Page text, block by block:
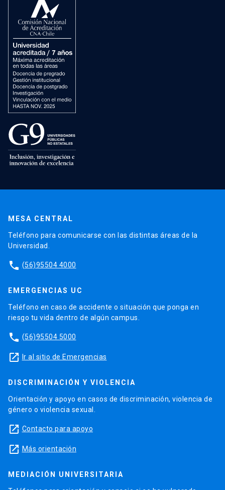
MESA CENTRAL
Teléfono para comunicarse con las distintas áreas de la
Universidad.
phone (56)95504 4000
EMERGENCIAS UC
Teléfono en caso de accidente o situación que ponga en
riesgo tu vida dentro de algún campus.
phone (56)95504 5000
launch Ir al sitio de Emergencias
DISCRIMINACIÓN Y VIOLENCIA
Orientación y apoyo en casos de discriminación, violencia de
género o violencia sexual.
launch Contacto para apoyo
launch Más orientación
MEDIACIÓN UNIVERSITARIA